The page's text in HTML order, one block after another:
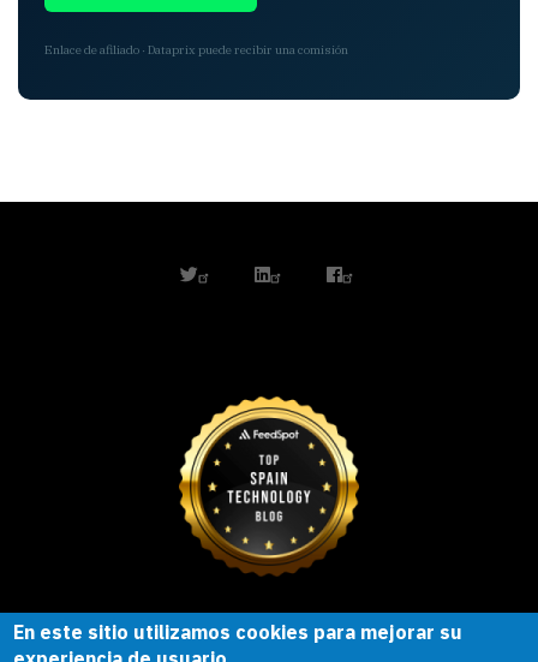
Enlace de afiliado · Dataprix puede recibir una comisión
twitterlinkedinfacebook
En este sitio utilizamos cookies para mejorar su